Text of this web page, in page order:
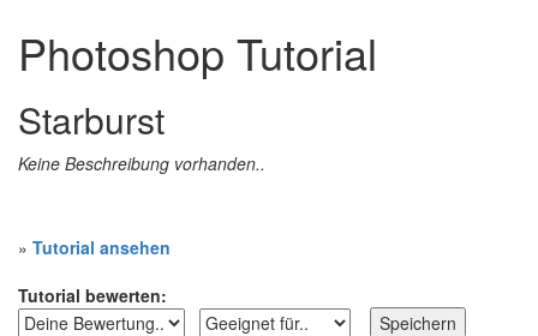
Photoshop Tutorial
Starburst
Keine Beschreibung vorhanden..
» Tutorial ansehen
Tutorial bewerten: